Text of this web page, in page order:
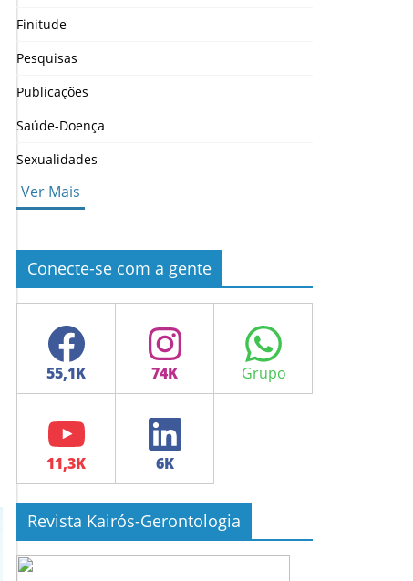
Finitude
Pesquisas
Publicações
Saúde-Doença
Sexualidades
Ver Mais
Conecte-se com a gente
Facebook Instagram WhatsApp
YouTube LinkedIn
Revista Kairós-Gerontologia